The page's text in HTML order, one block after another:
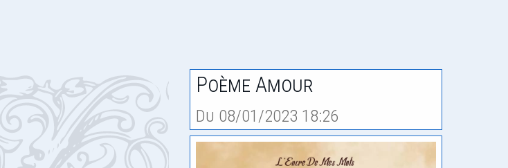
Poème Amour
Du 08/01/2023 18:26